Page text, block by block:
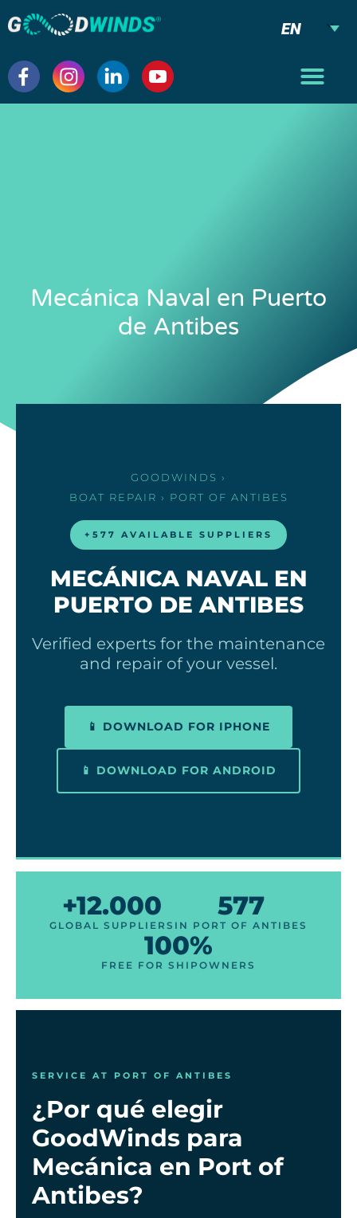
EN
Mecánica Naval en Puerto
de Antibes
GOODWINDS ›
BOAT REPAIR › PORT OF ANTIBES
+577 AVAILABLE SUPPLIERS
MECÁNICA NAVAL EN
PUERTO DE ANTIBES
Verified experts for the maintenance
and repair of your vessel.
📱 DOWNLOAD FOR IPHONE
📱 DOWNLOAD FOR ANDROID
+12.000
GLOBAL SUPPLIERS
577
IN PORT OF ANTIBES
100%
FREE FOR SHIPOWNERS
SERVICE AT PORT OF ANTIBES
¿Por qué elegir
GoodWinds para
Mecánica en Port of
Antibes?